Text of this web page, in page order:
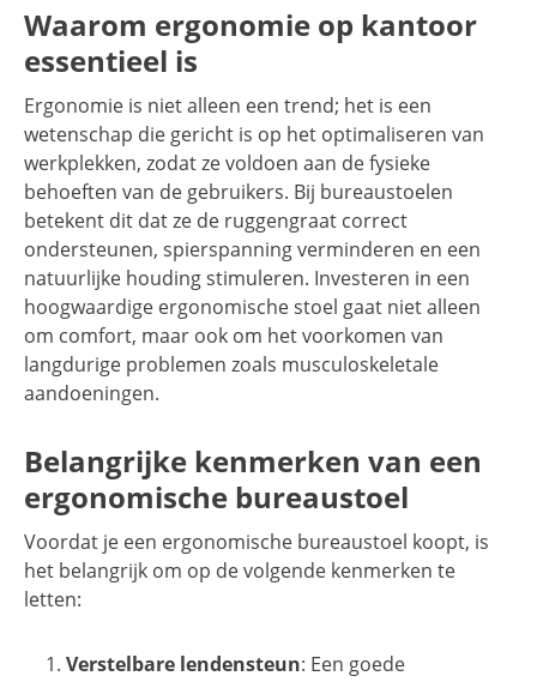
Waarom ergonomie op kantoor
essentieel is
Ergonomie is niet alleen een trend; het is een
wetenschap die gericht is op het optimaliseren van
werkplekken, zodat ze voldoen aan de fysieke
behoeften van de gebruikers. Bij bureaustoelen
betekent dit dat ze de ruggengraat correct
ondersteunen, spierspanning verminderen en een
natuurlijke houding stimuleren. Investeren in een
hoogwaardige ergonomische stoel gaat niet alleen
om comfort, maar ook om het voorkomen van
langdurige problemen zoals musculoskeletale
aandoeningen.
Belangrijke kenmerken van een
ergonomische bureaustoel
Voordat je een ergonomische bureaustoel koopt, is
het belangrijk om op de volgende kenmerken te
letten:
Verstelbare lendensteun: Een goede